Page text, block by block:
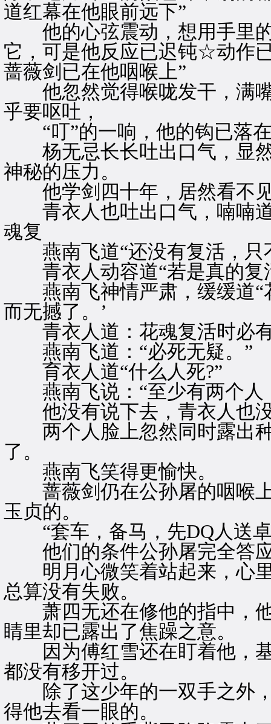
道红幕在他眼前远下”
他的心弦震动，想用手里的
它，可是他反应已迟钝☆动作
蔷薇剑已在他咽喉上”
他忽然觉得喉咙发干，满嘴
乎要呕吐，
“叮”的一响，他的钩已落
杨无忌长长吐出口气，显然
神秘的压力。
他学剑四十年，居然看不见
青衣人也吐出口气，喃喃道
魂复
燕南飞道“还没有复活，只
青衣人动容道“若是真的复
燕南飞神情严肃，缓缓道“
而无撼了。’
青衣人道：花魂复活时必有
燕南飞道：“必死无疑。”
育衣人道“什么人死?”
燕南飞说：“至少有两个人
他没有说下去，青衣人也
两个人脸上忽然同时露出种
了。
燕南飞笑得更愉快。
蔷薇剑仍在公孙屠的咽喉上
玉贞的。
“套车，备马，先DQ人送卓
他们的条件公孙屠完全答
明月心微笑着站起来，心里
总算没有失败。
萧四无还在修他的指中，他
睛里却已露出了焦躁之意。
因为傅红雪还在盯着他，基
都没有移开过。
除了这少年的一双手之外，
得他去看一眼的。